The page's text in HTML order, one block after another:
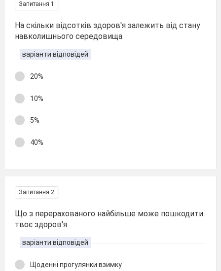
Запитання 1
На скільки відсотків здоров'я залежить від стану
навколишнього середовища
варіанти відповідей
20%
10%
5%
40%
Запитання 2
Що з перерахованого найбільше може пошкодити
твоє здоров'я
варіанти відповідей
Щоденні прогулянки взимку